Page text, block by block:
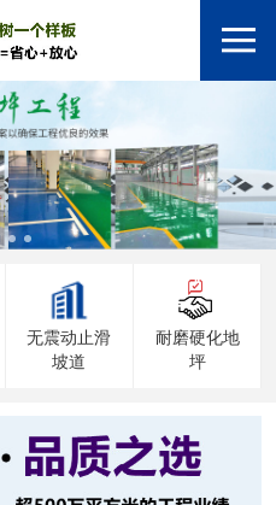
无震动止滑
坡道
耐磨硬化地
坪